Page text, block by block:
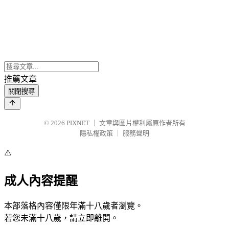
推薦文章
關閉搜尋
© 2026 PIXNET
文章與圖片權利屬原作者所有
隱私權政策
服務聲明
⚠️
成人內容提醒
本部落格內容僅限年滿十八歲者瀏覽。
若您未滿十八歲，請立即離開。